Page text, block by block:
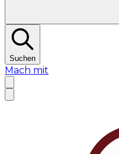
Suchen
Mach mit